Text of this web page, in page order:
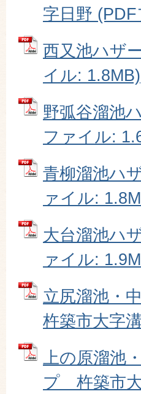
字日野
西又池ハザ
イル: 1.8MB)
野弧谷溜池
ファイル:
青柳溜池ハ
ァイル:
大台溜池ハ
ァイル:
立尻溜池・
杵築市大字
上の原溜池
プ 杵築市大